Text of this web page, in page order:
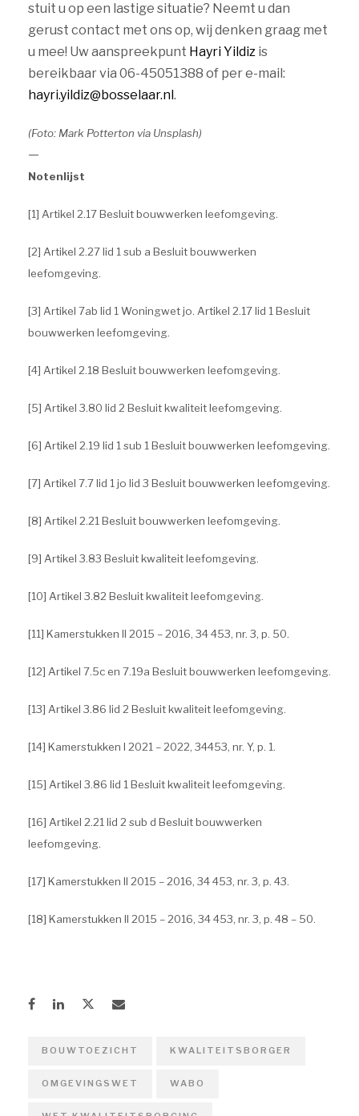
stuit u op een lastige situatie? Neemt u dan
gerust contact met ons op, wij denken graag met
u mee! Uw aanspreekpunt Hayri Yildiz is
bereikbaar via 06-45051388 of per e-mail:
hayri.yildiz@bosselaar.nl.
(Foto: Mark Potterton via Unsplash)
—
Notenlijst
[1] Artikel 2.17 Besluit bouwwerken leefomgeving.
[2] Artikel 2.27 lid 1 sub a Besluit bouwwerken
leefomgeving.
[3] Artikel 7ab lid 1 Woningwet jo. Artikel 2.17 lid 1 Besluit
bouwwerken leefomgeving.
[4] Artikel 2.18 Besluit bouwwerken leefomgeving.
[5] Artikel 3.80 lid 2 Besluit kwaliteit leefomgeving.
[6] Artikel 2.19 lid 1 sub 1 Besluit bouwwerken leefomgeving.
[7] Artikel 7.7 lid 1 jo lid 3 Besluit bouwwerken leefomgeving.
[8] Artikel 2.21 Besluit bouwwerken leefomgeving.
[9] Artikel 3.83 Besluit kwaliteit leefomgeving.
[10] Artikel 3.82 Besluit kwaliteit leefomgeving.
[11] Kamerstukken II 2015 – 2016, 34 453, nr. 3, p. 50.
[12] Artikel 7.5c en 7.19a Besluit bouwwerken leefomgeving.
[13] Artikel 3.86 lid 2 Besluit kwaliteit leefomgeving.
[14] Kamerstukken I 2021 – 2022, 34453, nr. Y, p. 1.
[15] Artikel 3.86 lid 1 Besluit kwaliteit leefomgeving.
[16] Artikel 2.21 lid 2 sub d Besluit bouwwerken
leefomgeving.
[17] Kamerstukken II 2015 – 2016, 34 453, nr. 3, p. 43.
[18] Kamerstukken II 2015 – 2016, 34 453, nr. 3, p. 48 – 50.
BOUWTOEZICHT KWALITEITSBORGER
OMGEVINGSWET WABO